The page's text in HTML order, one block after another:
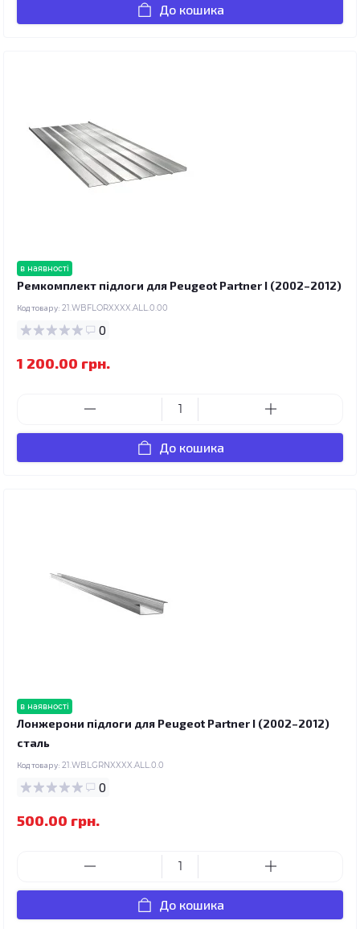
До кошика
в наявності
Ремкомплект підлоги для Peugeot Partner I (2002–2012)
Код товару: 21.WBFLORXXXX.ALL.0.00
0
1 200.00 грн.
До кошика
в наявності
Лонжерони підлоги для Peugeot Partner I (2002–2012)
сталь
Код товару: 21.WBLGRNXXXX.ALL.0.0
0
500.00 грн.
До кошика